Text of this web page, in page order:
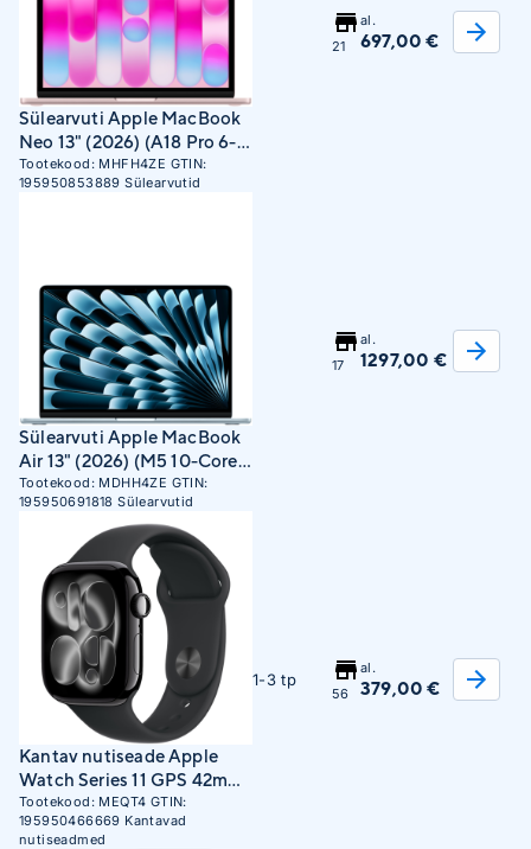
Sülearvuti Apple MacBook
Neo 13" (2026) (A18 Pro 6-
Core CPU, 5-Core GPU,
8GB RAM, 256GB SSD, INT)
Tootekood: MHFH4ZE GTIN:
195950853889 Sülearvutid
21
al.
697,00 €
Sülearvuti Apple MacBook
Air 13" (2026) (M5 10-Core
CPU, 8-Core GPU, 16GB
RAM, 512GB SSD, INT) Sky
Tootekood: MDHH4ZE GTIN:
195950691818 Sülearvutid
17
al.
1297,00 €
Kantav nutiseade Apple
Watch Series 11 GPS 42mm
Jet Black Aluminum Case
with Black Sport Band - S/M
Tootekood: MEQT4 GTIN:
195950466669 Kantavad
nutiseadmed
1-3 tp
56
al.
379,00 €